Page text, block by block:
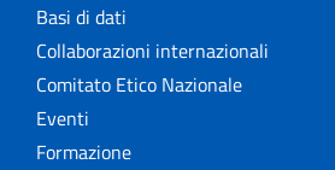
Basi di dati
Collaborazioni internazionali
Comitato Etico Nazionale
Eventi
Formazione